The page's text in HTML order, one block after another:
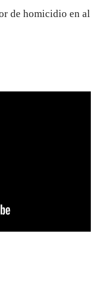
de homicidio en al